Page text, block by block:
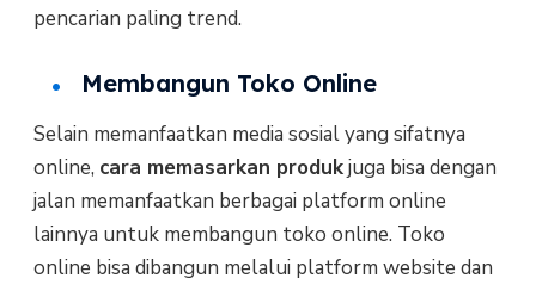
pencarian paling trend.
Membangun Toko Online
Selain memanfaatkan media sosial yang sifatnya
online, cara memasarkan produkjuga bisa dengan
jalan memanfaatkan berbagai platform online
lainnya untuk membangun toko online. Toko
online bisa dibangun melalui platform website dan